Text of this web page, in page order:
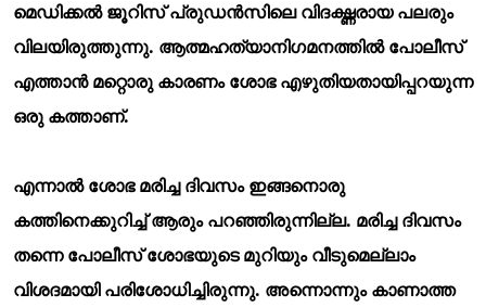
മെഡിക്കല്ജൂറിസ് പ്രുഡന്സിലെ വിദഗ്ദ്ധരായ പലരും
വിലയിരുത്തുന്നു. ആത്മഹത്യാനിഗമനത്തില്പോലീസ്
എത്താന്മറ്റൊരു കാരണം ശോഭ എഴുതിയതായിപ്പറയുന്ന
ഒരു കത്താണ്.
എന്നാല്ശോഭ മരിച്ച ദിവസം ഇങ്ങനൊരു
കത്തിനെക്കുറിച്ച് ആരും പറഞ്ഞിരുന്നില്ല. മരിച്ച ദിവസം
തന്നെ പോലീസ് ശോഭയുടെ മുറിയും വീടുമെല്ലാം
വിശദമായി പരിശോധിച്ചിരുന്നു. അന്നൊന്നും കാണാത്ത